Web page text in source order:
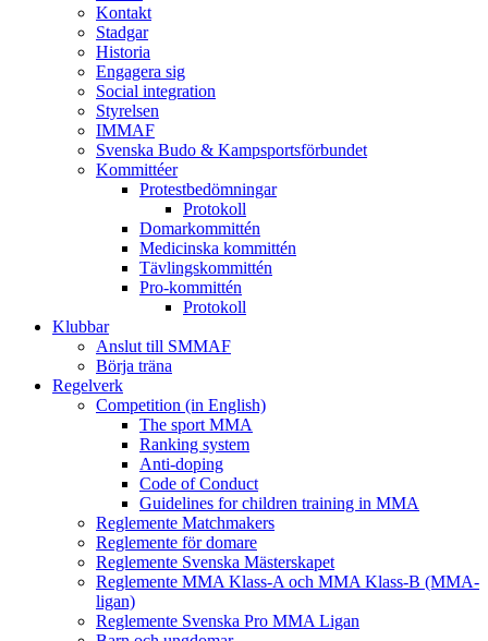
Kontakt
Stadgar
Historia
Engagera sig
Social integration
Styrelsen
IMMAF
Svenska Budo & Kampsportsförbundet
Kommittéer
Protestbedömningar
Protokoll
Domarkommittén
Medicinska kommittén
Tävlingskommittén
Pro-kommittén
Protokoll
Klubbar
Anslut till SMMAF
Börja träna
Regelverk
Competition (in English)
The sport MMA
Ranking system
Anti-doping
Code of Conduct
Guidelines for children training in MMA
Reglemente Matchmakers
Reglemente för domare
Reglemente Svenska Mästerskapet
Reglemente MMA Klass-A och MMA Klass-B (MMA-
ligan)
Reglemente Svenska Pro MMA Ligan